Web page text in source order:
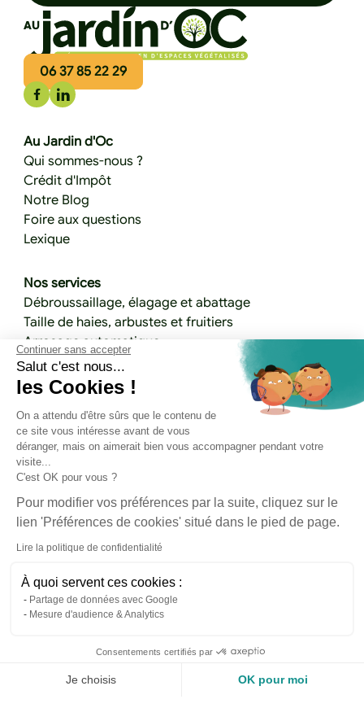
Continuer sans accepter
Salut c'est nous...
les Cookies !
On a attendu d'être sûrs que le contenu de
ce site vous intéresse avant de vous
déranger, mais on aimerait bien vous accompagner pendant votre
visite...
C'est OK pour vous ?
Pour modifier vos préférences par la suite, cliquez sur le
lien 'Préférences de cookies' situé dans le pied de page.
Lire la politique de confidentialité
À quoi servent ces cookies :
Partage de données avec Google
Mesure d'audience & Analytics
Consentements certifiés par
Je choisis OK pour moi
Faire un devisFaire un devis pour ce service.
06 37 85 22 29
Au Jardin d'Oc
Qui sommes-nous ?
Crédit d'Impôt
Notre Blog
Foire aux questions
Lexique
Nos services
Débroussaillage, élagage et abattage
Taille de haies, arbustes et fruitiers
Arrosage automatique
Terrassement, allées et maçonnerie paysagère
Plantation
Ramassage de feuilles et prévention des
maladies
Engazonnement
Entretien d'espaces végétalisés
Entretien et tonte de pelouse
Nos réalisations
Mentions légales
Plan du site
Confidentialité
Made with love by Visions Nouvelles